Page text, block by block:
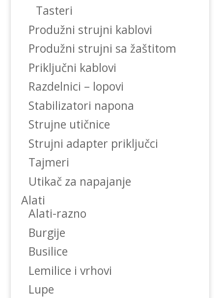
Tasteri
Produžni strujni kablovi
Produžni strujni sa žaštitom
Priključni kablovi
Razdelnici – lopovi
Stabilizatori napona
Strujne utičnice
Strujni adapter priključci
Tajmeri
Utikač za napajanje
Alati
Alati-razno
Burgije
Busilice
Lemilice i vrhovi
Lupe